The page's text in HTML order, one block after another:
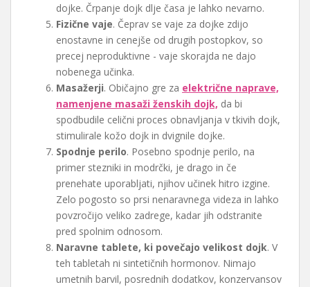
dojke. Črpanje dojk dlje časa je lahko nevarno.
Fizične vaje. Čeprav se vaje za dojke zdijo
enostavne in cenejše od drugih postopkov, so
precej neproduktivne - vaje skorajda ne dajo
nobenega učinka.
Masažerji. Običajno gre za električne naprave,
namenjene masaži ženskih dojk, da bi
spodbudile celični proces obnavljanja v tkivih dojk,
stimulirale kožo dojk in dvignile dojke.
Spodnje perilo. Posebno spodnje perilo, na
primer stezniki in modrčki, je drago in če
prenehate uporabljati, njihov učinek hitro izgine.
Zelo pogosto so prsi nenaravnega videza in lahko
povzročijo veliko zadrege, kadar jih odstranite
pred spolnim odnosom.
Naravne tablete, ki povečajo velikost dojk. V
teh tabletah ni sintetičnih hormonov. Nimajo
umetnih barvil, posrednih dodatkov, konzervansov